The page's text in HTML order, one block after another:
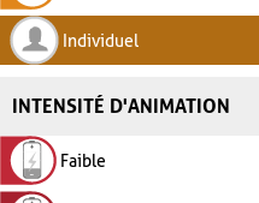
Individuel
INTENSITÉ D'ANIMATION
Faible